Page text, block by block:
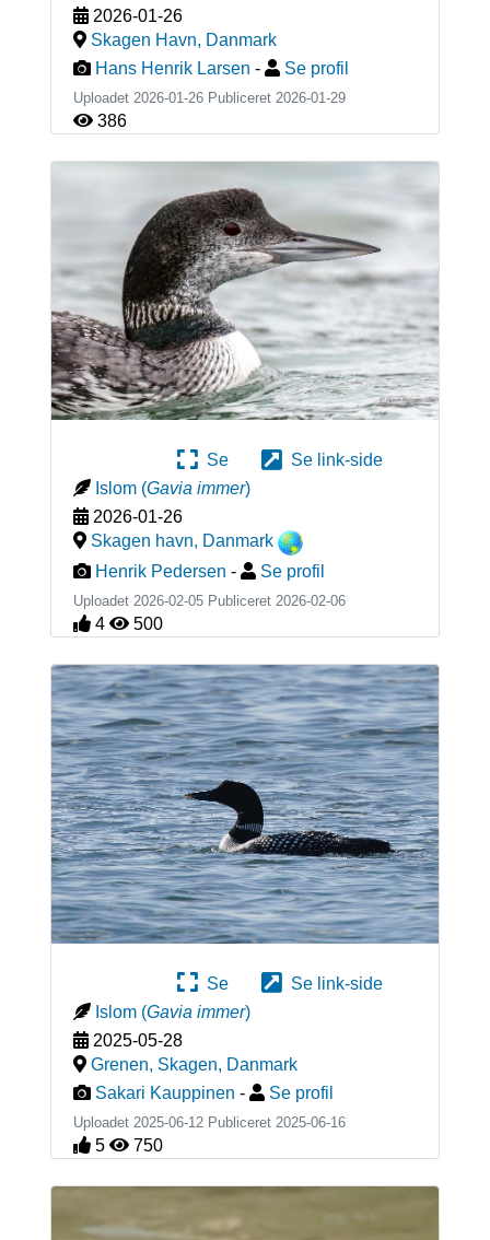
2026-01-26
Skagen Havn, Danmark
Hans Henrik Larsen - Se profil
Uploadet 2026-01-26 Publiceret 2026-01-29
386
Se
Se link-side
Islom (Gavia immer)
2026-01-26
Skagen havn, Danmark
Henrik Pedersen - Se profil
Uploadet 2026-02-05 Publiceret 2026-02-06
4 500
Se
Se link-side
Islom (Gavia immer)
2025-05-28
Grenen, Skagen, Danmark
Sakari Kauppinen - Se profil
Uploadet 2025-06-12 Publiceret 2025-06-16
5 750